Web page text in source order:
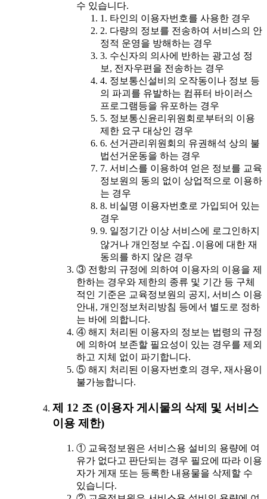
수 있습니다.
1. 타인의 이용자번호를 사용한 경우
2. 다량의 정보를 전송하여 서비스의 안
정적 운영을 방해하는 경우
3. 수신자의 의사에 반하는 광고성 정
보, 전자우편을 전송하는 경우
4. 정보통신설비의 오작동이나 정보 등
의 파괴를 유발하는 컴퓨터 바이러스
프로그램등을 유포하는 경우
5. 정보통신윤리위원회로부터의 이용
제한 요구 대상인 경우
6. 선거관리위원회의 유권해석 상의 불
법선거운동을 하는 경우
7. 서비스를 이용하여 얻은 정보를 교육
정보원의 동의 없이 상업적으로 이용하
는 경우
8. 비실명 이용자번호로 가입되어 있는
경우
9. 일정기간 이상 서비스에 로그인하지
않거나 개인정보 수집․이용에 대한 재
동의를 하지 않은 경우
③ 전항의 규정에 의하여 이용자의 이용을 제
한하는 경우와 제한의 종류 및 기간 등 구체
적인 기준은 교육정보원의 공지, 서비스 이용
안내, 개인정보처리방침 등에서 별도로 정하
는 바에 의합니다.
④ 해지 처리된 이용자의 정보는 법령의 규정
에 의하여 보존할 필요성이 있는 경우를 제외
하고 지체 없이 파기합니다.
⑤ 해지 처리된 이용자번호의 경우, 재사용이
불가능합니다.
제 12 조 (이용자 게시물의 삭제 및 서비스
이용 제한)
① 교육정보원은 서비스용 설비의 용량에 여
유가 없다고 판단되는 경우 필요에 따라 이용
자가 게재 또는 등록한 내용물을 삭제할 수
있습니다.